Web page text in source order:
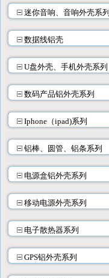
迷你音响、音响外壳系列
数据线铝壳
U盘外壳、手机外壳系列
数码产品铝外壳系列
Iphone（ipad)系列
铝棒、圆管、铝条系列
电源盒铝外壳系列
移动电源外壳系列
电子散热器系列
GPS铝外壳系列